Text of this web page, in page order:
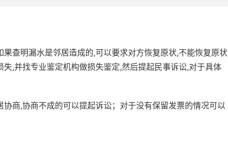
查明漏水是邻居造成的,可以要求对方恢复原状,不能恢复原状
,并找专业鉴定机构做损失鉴定,然后提起民事诉讼,对于具体
商,协商不成的可以提起诉讼；对于没有保留发票的情况可以